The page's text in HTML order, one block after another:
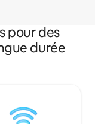
pour des
durée